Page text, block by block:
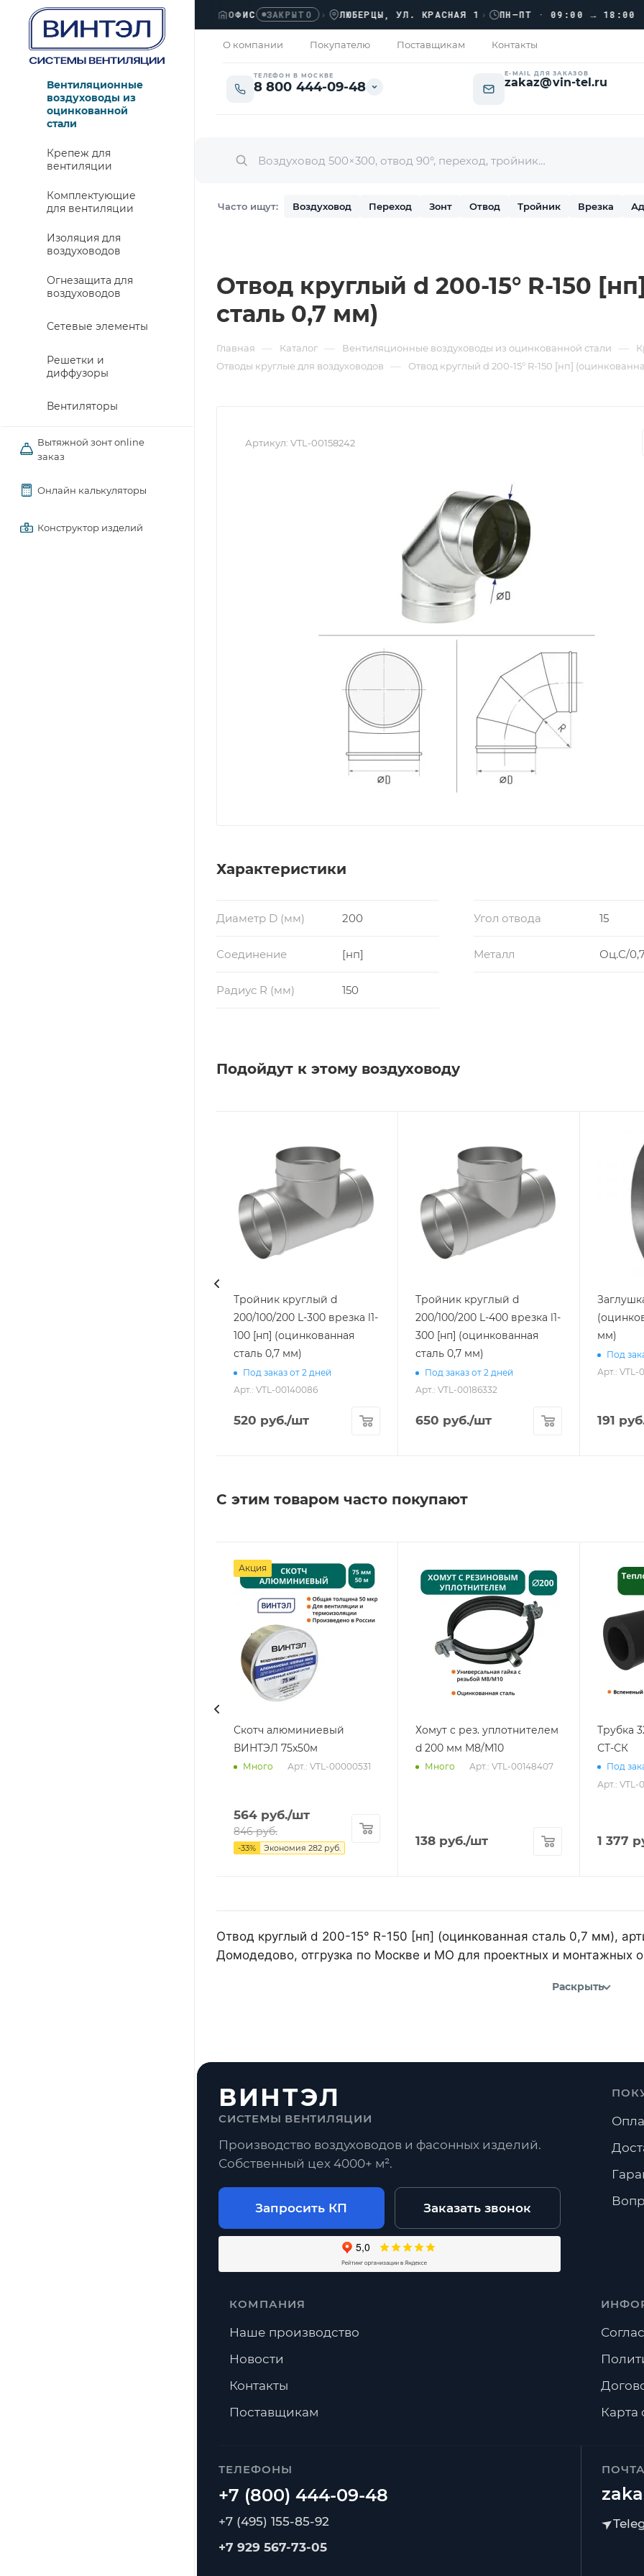
ОФИС ЗАКРЫТО › ЛЮБЕРЦЫ, УЛ. КРАСНАЯ 1› ПН–ПТ · 09:00 → 18:00
О компании Покупателю Поставщикам Контакты
ТЕЛЕФОН В МОСКВЕ
8 800 444-09-48
E-MAIL ДЛЯ ЗАКАЗОВ
zakaz@vin-tel.ru
Часто ищут: Воздуховод Переход Зонт Отвод Тройник Врезка
Вентиляционные
воздуховоды из
оцинкованной
стали
Крепеж для
вентиляции
Комплектующие
для вентиляции
Изоляция для
воздуховодов
Огнезащита для
воздуховодов
Сетевые элементы
Решетки и
диффузоры
Вентиляторы
Вытяжной зонт online
заказ
Онлайн калькуляторы
Конструктор изделий
Отвод круглый d 200-15° R-150
сталь 0,7 мм)
Главная — Каталог — Вентиляционные воздуховоды из оцинкованной стали —
Отводы круглые для воздуховодов
— Отвод круглый d 200-15° R-150 [нп]
Артикул: VTL-00158242
Характеристики
Диаметр D (мм) 200 Угол отвода 15
Соединение [нп] Металл Оц.С/
Радиус R (мм) 150
Подойдут к этому воздуховоду
Тройник круглый d
200/100/200 L-300 врезка l1-
100 [нп] (оцинкованная
сталь 0,7 мм)
Под заказ от 2 дней
Арт.: VTL-00140086
520 руб./шт
Тройник круглый d
200/100/200 L-400 врезка l1-
300 [нп] (оцинкованная
сталь 0,7 мм)
Под заказ от 2 дней
Арт.: VTL-00186332
650 руб./шт
мм)
Под
Арт.: VTL-
191
С этим товаром часто покупают
Акция
Скотч алюминиевый
ВИНТЭЛ 75х50м
Много Арт.: VTL-00000531
564 руб./шт
846руб.
-33% Экономия 282 руб.
Хомут с рез. уплотнителем
d 200 мм М8/М10
Много Арт.: VTL-00148407
138 руб./шт
Трубка
СТ-СК
Под
Арт.: VTL-
1 377
Отвод круглый d 200-15° R-150 [нп] (оцинкованная сталь 0,7 мм),
Домодедово, отгрузка по Москве и МО для проектных и монтажных
Раскрыть
ВИНТЭЛ
СИСТЕМЫ ВЕНТИЛЯЦИИ
Производство воздуховодов и фасонных изделий.
Собственный цех 4000+ м².
Запросить КП Заказать звонок
ТЕЛЕФОНЫ
+7 (495) 155-85-92
+7 929 567-73-05
КОМПАНИЯ
Наше производство
Новости
Контакты
Поставщикам
Карта